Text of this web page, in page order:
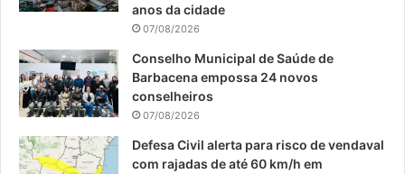
anos da cidade
07/08/2026
Conselho Municipal de Saúde de
Barbacena empossa 24 novos
conselheiros
07/08/2026
Defesa Civil alerta para risco de vendaval
com rajadas de até 60 km/h em